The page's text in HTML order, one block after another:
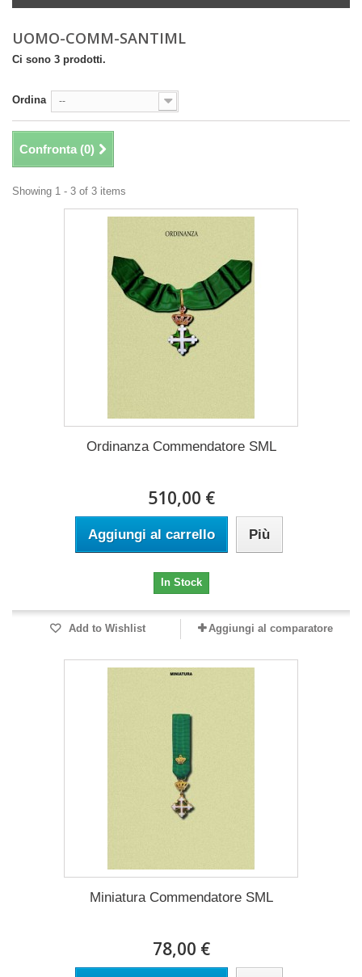
UOMO-COMM-SANTIML
Ci sono 3 prodotti.
Ordina --
Confronta (0)
Showing 1 - 3 of 3 items
Ordinanza Commendatore SML
510,00 €
Aggiungi al carrello Più
In Stock
Add to Wishlist Aggiungi al comparatore
Miniatura Commendatore SML
78,00 €